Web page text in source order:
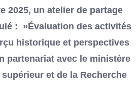
2025, un atelier de partage
: »Évaluation des activités
historique et perspectives
partenariat avec le ministère
et de la Recherche